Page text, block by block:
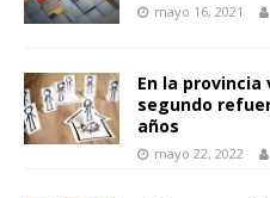
mayo 16, 2021
En la
segundo
años
mayo 22, 2022